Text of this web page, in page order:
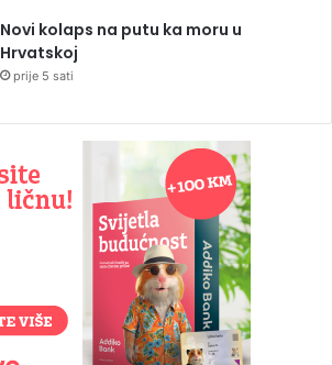
Novi kolaps na putu ka moru u
Hrvatskoj
prije 5 sati